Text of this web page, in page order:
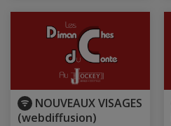
NOUVEAUX VISAGES
(webdiffusion)